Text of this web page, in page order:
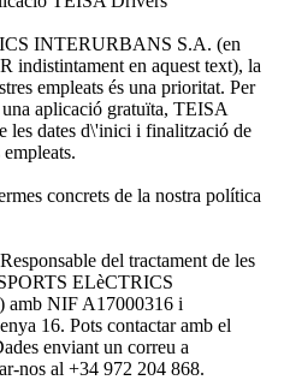
INTERURBANS S.A. (en
en aquest text), la
empleats és una prioritat. Per
aplicació gratuïta, TEISA
les dates d\'inici i finalització de
concrets de la nostra política
del tractament de les
ELèCTRICS
NIF A17000316 i
16. Pots contactar amb el
enviant un correu a
nos al +34 972 204 868.